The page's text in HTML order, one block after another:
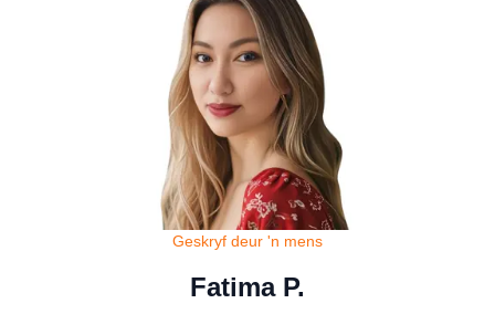
Geskryf deur 'n mens
Fatima P.